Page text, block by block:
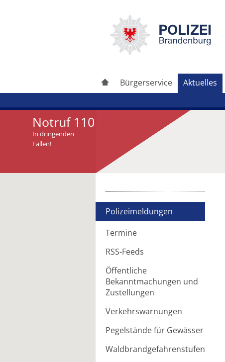
Bürgerservice Aktuelles
Notruf 110
In dringenden
Fällen!
Polizeimeldungen
Termine
RSS-Feeds
Öffentliche
Bekanntmachungen und
Zustellungen
Verkehrswarnungen
Pegelstände für Gewässer
Waldbrandgefahrenstufen
Artikel weiterleiten